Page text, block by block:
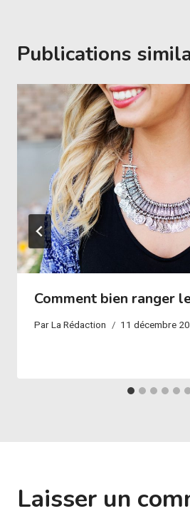
Publications
Comment bien ranger
ParLa Rédaction 11 décembre
Laisser un